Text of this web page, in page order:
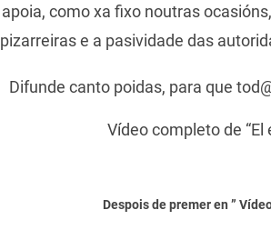
apoia, como xa fixo noutras
pizarreiras e a pasividade das
Difunde canto poidas, para que
Vídeo completo de
Despois de premer en ”